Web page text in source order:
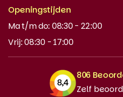
NT2
DUO-lening
Openingstijden
Ma t/m do: 08:30 - 22:00
Vrij: 08:30 - 17:00
806
Zelf